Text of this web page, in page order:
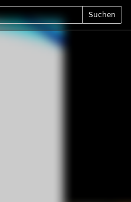
Suchen